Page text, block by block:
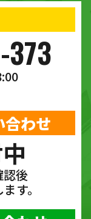
373
合わせ
認後
す。